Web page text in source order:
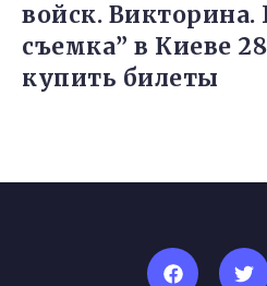
войск. Викторина.
съемка” в Киеве
купить билеты